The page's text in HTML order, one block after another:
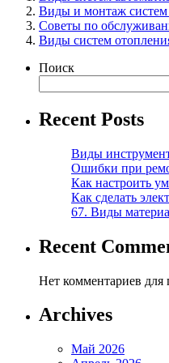
Виды и монтаж систем
Советы по
Виды систем
Поиск
Recent Posts
Виды
Ошибки при
Как настроить
Как сделать
67. Виды
Recent
Нет комментариев для
Archives
Май 2026